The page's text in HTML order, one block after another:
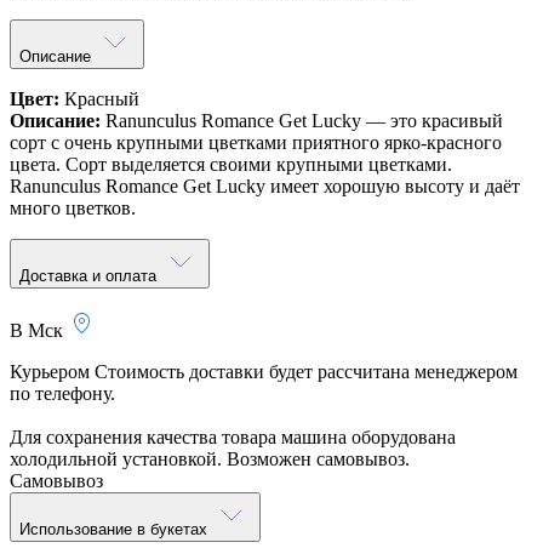
Описание
Цвет: Красный
Описание: Ranunculus Romance Get Lucky — это красивый
сорт с очень крупными цветками приятного ярко-красного
цвета. Сорт выделяется своими крупными цветками.
Ranunculus Romance Get Lucky имеет хорошую высоту и даёт
много цветков.
Доставка и оплата
В Мск
Курьером Стоимость доставки будет рассчитана менеджером
по телефону.
Для сохранения качества товара машина оборудована
холодильной установкой. Возможен самовывоз.
Самовывоз
Использование в букетах